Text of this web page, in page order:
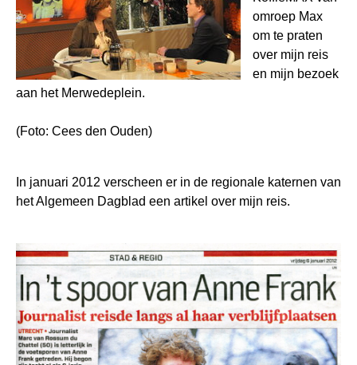
omroep Max
om te praten
over mijn reis
en mijn bezoek
aan het Merwedeplein.
(Foto: Cees den Ouden)
In januari 2012 verscheen er in de regionale katernen van
het Algemeen Dagblad een artikel over mijn reis.